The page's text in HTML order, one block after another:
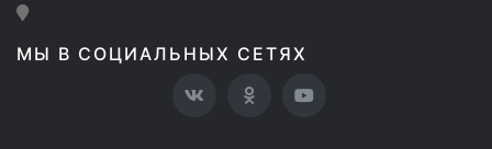
МЫ В СОЦИАЛЬНЫХ СЕТЯХ